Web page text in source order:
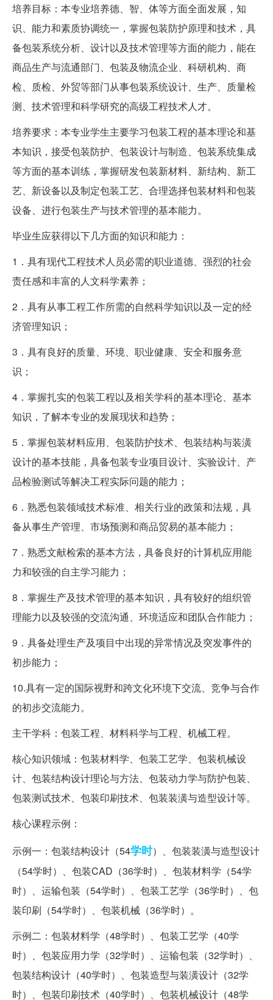
培养目标：本专业培养德、智、体等方面全面发展，知
识、能力和素质协调统一，掌握包装防护原理和技术，具
备包装系统分析、设计以及技术管理等方面的能力，能在
商品生产与流通部门、包装及物流企业、科研机构、商
检、质检、外贸等部门从事包装系统设计、生产、质量检
测、技术管理和科学研究的高级工程技术人才。
培养要求：本专业学生主要学习包装工程的基本理论和基
本知识，接受包装防护、包装设计与制造、包装系统集成
等方面的基本训练，掌握研发包装新材料、新结构、新工
艺、新设备以及制定包装工艺、合理选择包装材料和包装
设备、进行包装生产与技术管理的基本能力。
毕业生应获得以下几方面的知识和能力：
1．具有现代工程技术人员必需的职业道德、强烈的社会
责任感和丰富的人文科学素养；
2．具有从事工程工作所需的自然科学知识以及一定的经
济管理知识；
3．具有良好的质量、环境、职业健康、安全和服务意
识；
4．掌握扎实的包装工程以及相关学科的基本理论、基本
知识，了解本专业的发展现状和趋势；
5．掌握包装材料应用、包装防护技术、包装结构与装潢
设计的基本技能，具备包装专业项目设计、实验设计、产
品检验测试等解决工程实际问题的能力；
6．熟悉包装领域技术标准、相关行业的政策和法规，具
备从事生产管理、市场预测和商品贸易的基本能力；
7．熟悉文献检索的基本方法，具备良好的计算机应用能
力和较强的自主学习能力；
8．掌握生产及技术管理的基本知识，具有较好的组织管
理能力以及较强的交流沟通、环境适应和团队合作能力；
9．具备处理生产及项目中出现的异常情况及突发事件的
初步能力；
10.具有一定的国际视野和跨文化环境下交流、竞争与合作
的初步交流能力。
主干学科：包装工程、材料科学与工程、机械工程。
核心知识领域：包装材料学、包装工艺学、包装机械设
计、包装结构设计理论与方法、包装动力学与防护包装、
包装测试技术、包装印刷技术、包装装潢与造型设计等。
核心课程示例：
示例一：包装结构设计（54学时）、包装装潢与造型设计
（54学时）、包装CAD（36学时）、包装材料学（54学
时）、运输包装（54学时）、包装工艺学（36学时）、包
装印刷（54学时）、包装机械（36学时）。
示例二：包装材料学（48学时）、包装工艺学（40学
时）、包装应用力学（32学时）、运输包装（32学时）、
包装结构设计（40学时）、包装造型与装潢设计（32学
时）、包装印刷技术（40学时）、包装机械设计（48学